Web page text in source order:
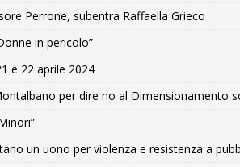
Perrone, subentra Raffaella Grieco
in pericolo”
e 22 aprile 2024
per dire no al Dimensionamento
un uono per violenza e resistenza a